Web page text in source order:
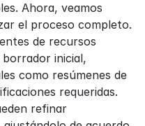
Ahora, veamos
el proceso completo.
de recursos
inicial,
como resúmenes de
requeridas.
refinar